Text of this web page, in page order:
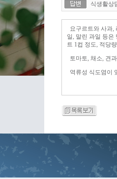
식생활상
요구르트와 사과,
일, 말린 과일 등은
트 1컵 정도, 적당
토마토, 채소, 견
역류성 식도염이